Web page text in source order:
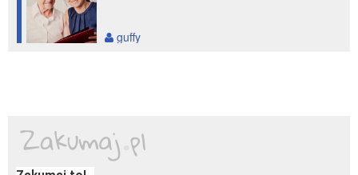
guffy